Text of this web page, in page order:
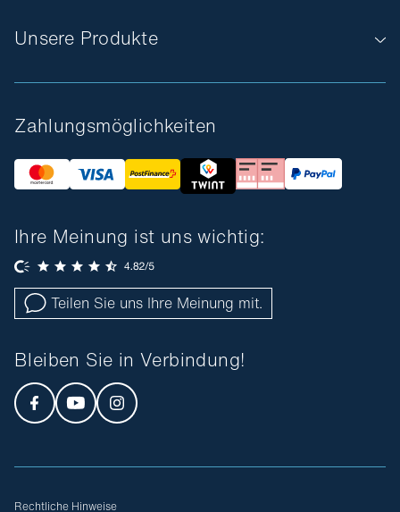
Unsere Produkte
Zahlungsmöglichkeiten
Ihre Meinung ist uns wichtig:
Teilen Sie uns Ihre Meinung mit.
Bleiben Sie in Verbindung!
Rechtliche Hinweise